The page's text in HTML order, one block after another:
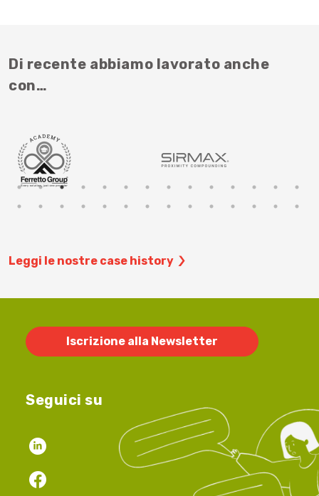
Di recente abbiamo lavorato anche
con…
Leggi le nostre case history
Iscrizione alla Newsletter
Seguici su